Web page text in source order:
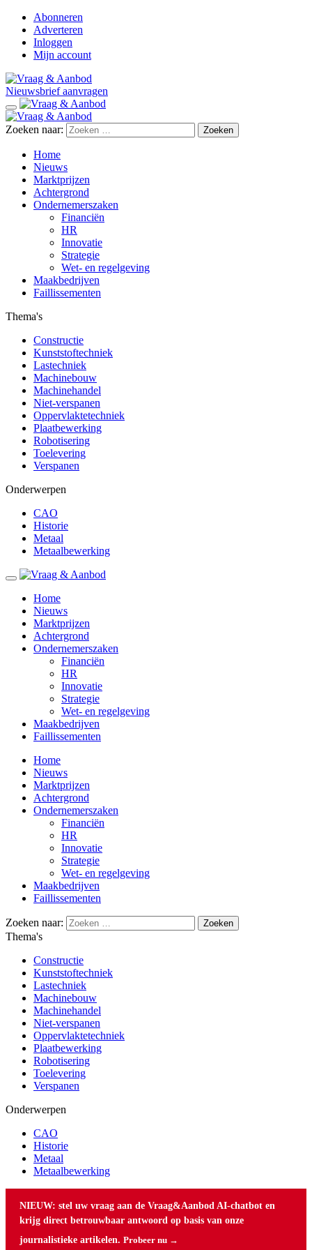
Abonneren
Adverteren
Inloggen
Mijn account
Nieuwsbrief aanvragen
Zoeken naar:
Home
Nieuws
Marktprijzen
Achtergrond
Ondernemerszaken
Financiën
HR
Innovatie
Strategie
Wet- en regelgeving
Maakbedrijven
Faillissementen
Thema's
Constructie
Kunststoftechniek
Lastechniek
Machinebouw
Machinehandel
Niet-verspanen
Oppervlaktetechniek
Plaatbewerking
Robotisering
Toelevering
Verspanen
Onderwerpen
CAO
Historie
Metaal
Metaalbewerking
Home
Nieuws
Marktprijzen
Achtergrond
Ondernemerszaken
Financiën
HR
Innovatie
Strategie
Wet- en regelgeving
Maakbedrijven
Faillissementen
Home
Nieuws
Marktprijzen
Achtergrond
Ondernemerszaken
Financiën
HR
Innovatie
Strategie
Wet- en regelgeving
Maakbedrijven
Faillissementen
Zoeken naar:
Thema's
Constructie
Kunststoftechniek
Lastechniek
Machinebouw
Machinehandel
Niet-verspanen
Oppervlaktetechniek
Plaatbewerking
Robotisering
Toelevering
Verspanen
Onderwerpen
CAO
Historie
Metaal
Metaalbewerking
NIEUW: stel uw vraag aan de Vraag&Aanbod AI-chatbot en
krijg direct betrouwbaar antwoord op basis van onze
journalistieke artikelen. Probeer nu →